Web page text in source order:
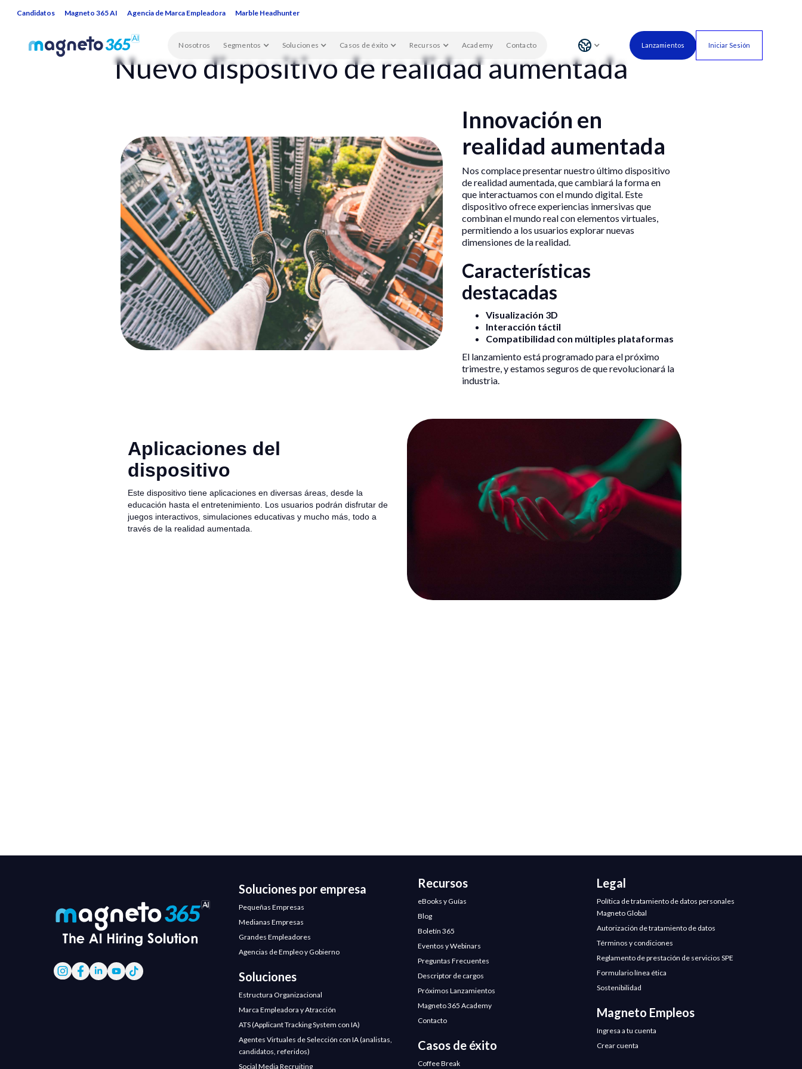
Candidatos Magneto 365 AI Agencia de Marca Empleadora Marble Headhunter
Nosotros Segmentos Soluciones Casos de éxito Recursos Academy Contacto Lanzamientos Iniciar Sesión
Nuevo dispositivo de realidad aumentada
Innovación en
realidad aumentada
Nos complace presentar nuestro último dispositivo
de realidad aumentada, que cambiará la forma en
que interactuamos con el mundo digital. Este
dispositivo ofrece experiencias inmersivas que
combinan el mundo real con elementos virtuales,
permitiendo a los usuarios explorar nuevas
dimensiones de la realidad.
Características
destacadas
Visualización 3D
Interacción táctil
Compatibilidad con múltiples plataformas
El lanzamiento está programado para el próximo
trimestre, y estamos seguros de que revolucionará la
industria.
Aplicaciones del
dispositivo
Este dispositivo tiene aplicaciones en diversas áreas, desde la
educación hasta el entretenimiento. Los usuarios podrán disfrutar de
juegos interactivos, simulaciones educativas y mucho más, todo a
través de la realidad aumentada.
Soluciones por empresa
Pequeñas Empresas
Medianas Empresas
Grandes Empleadores
Agencias de Empleo y Gobierno
Soluciones
Estructura Organizacional
Marca Empleadora y Atracción
ATS (Applicant Tracking System con IA)
Agentes Virtuales de Selección con IA (analistas,
candidatos, referidos)
Social Media Recruiting
Recursos
eBooks y Guías
Blog
Boletín 365
Eventos y Webinars
Preguntas Frecuentes
Descriptor de cargos
Próximos Lanzamientos
Magneto 365 Academy
Contacto
Casos de éxito
Coffee Break
Legal
Política de tratamiento de datos personales
Magneto Global
Autorización de tratamiento de datos
Términos y condiciones
Reglamento de prestación de servicios SPE
Formulario línea ética
Sostenibilidad
Magneto Empleos
Ingresa a tu cuenta
Crear cuenta